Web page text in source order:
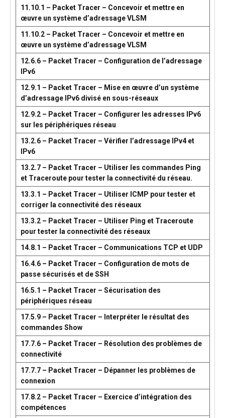
11.10.1 – Packet Tracer – Concevoir et mettre en
œuvre un système d’adressage VLSM
11.10.2 – Packet Tracer – Concevoir et mettre en
œuvre un système d’adressage VLSM
12.6.6 – Packet Tracer – Configuration de l’adressage
IPv6
12.9.1 – Packet Tracer – Mise en œuvre d’un système
d’adressage IPv6 divisé en sous-réseaux
12.9.2 – Packet Tracer – Configurer les adresses IPv6
sur les périphériques réseau
13.2.6 – Packet Tracer – Vérifier l’adressage IPv4 et
IPv6
13.2.7 – Packet Tracer – Utiliser les commandes Ping
et Traceroute pour tester la connectivité du réseau.
13.3.1 – Packet Tracer – Utiliser ICMP pour tester et
corriger la connectivité des réseaux
13.3.2 – Packet Tracer – Utiliser Ping et Traceroute
pour tester la connectivité des réseaux
14.8.1 – Packet Tracer – Communications TCP et UDP
16.4.6 – Packet Tracer – Configuration de mots de
passe sécurisés et de SSH
16.5.1 – Packet Tracer – Sécurisation des
périphériques réseau
17.5.9 – Packet Tracer – Interpréter le résultat des
commandes Show
17.7.6 – Packet Tracer – Résolution des problèmes de
connectivité
17.7.7 – Packet Tracer – Dépanner les problèmes de
connexion
17.8.2 – Packet Tracer – Exercice d’intégration des
compétences